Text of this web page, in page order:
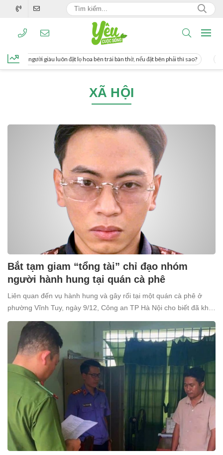
người giàu luôn đặt lọ hoa bên trái bàn thờ, nếu đặt bên phải thì sao?
XÃ HỘI
Bắt tạm giam “tổng tài” chỉ đạo nhóm
người hành hung tại quán cà phê
Liên quan đến vụ hành hung và gây rối tại một quán cà phê ở
phường Vĩnh Tuy, ngày 9/12, Công an TP Hà Nội cho biết đã khởi
tố và bắt tạm giam Nguyễn Văn Thiên (SN 1998, trú tại xã Ô
Diên, Hà Nội) để điều tra về tội “Gây rối trật tự công cộng”.